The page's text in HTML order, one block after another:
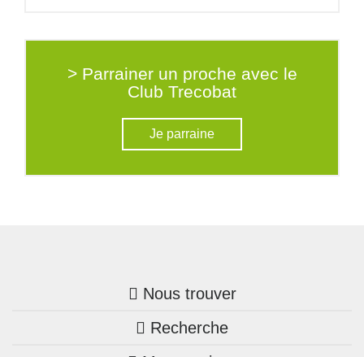
> Parrainer un proche avec le
Club Trecobat
Je parraine
Nous trouver
Trouver une agence
Recherche